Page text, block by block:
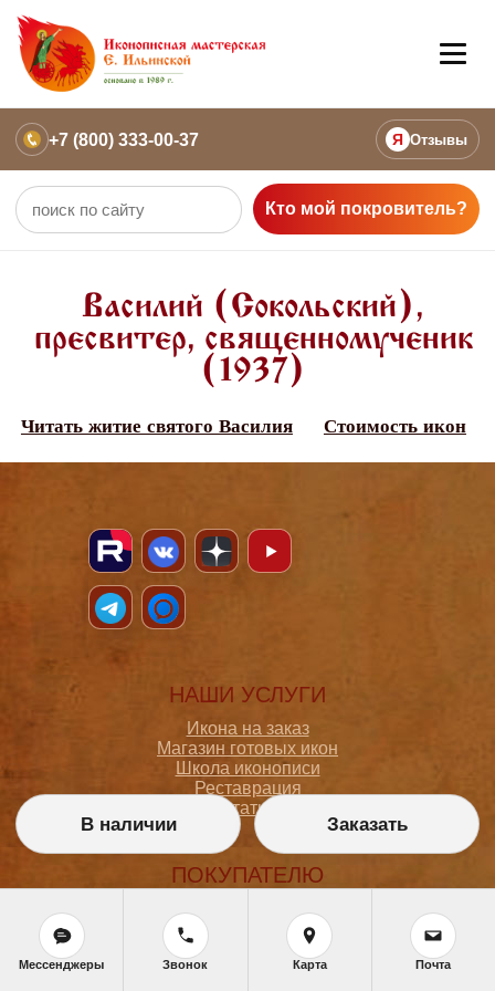
+7 (800) 333-00-37 Я Отзывы
Кто мой покровитель?
Василий (Сокольский),
пресвитер, священномученик
(1937)
Читать житие святого Василия Стоимость икон
НАШИ УСЛУГИ
Икона на заказ
Магазин готовых икон
Школа иконописи
Реставрация
Статьи
ПОКУПАТЕЛЮ
Как сделать заказ
Доставка и оплата
Политика конфиденциальности
В наличии Заказать
Мессенджеры Звонок Карта Почта